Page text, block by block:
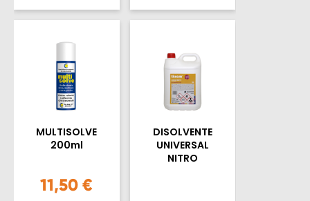
MULTISOLVE
200ml
11,50 €
DISOLVENTE
UNIVERSAL
NITRO